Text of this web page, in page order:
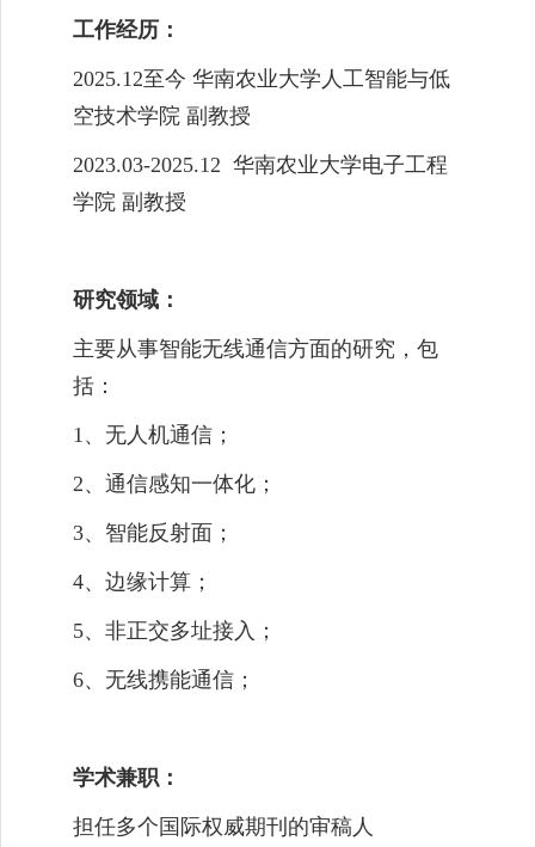
工作经历：
2025.12至今 华南农业大学人工智能与低
空技术学院 副教授
2023.03-2025.12 华南农业大学电子工程
学院 副教授
研究领域 ：
主要从事智能无线通信方面的研究，包
括：
1、无人机通信 ；
2、通信感知一体化 ；
3、智能反射面 ；
4、边缘计算；
5、非正交多址接入；
6、无线携能通信；
学术兼职：
担任多个国际权威期刊的审稿人